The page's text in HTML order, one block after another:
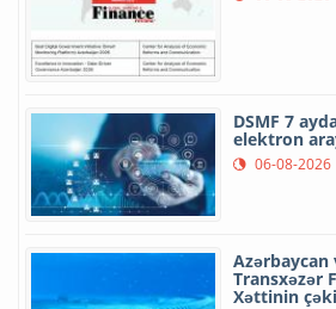
DSMF 7
elektron
06-08-2026
Azərbaycan
Transxəzər
Xəttinin